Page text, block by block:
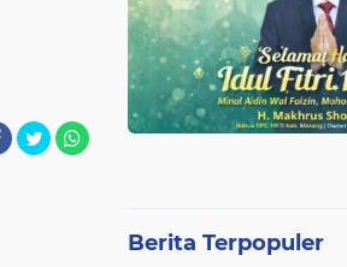
Berita Terpopuler